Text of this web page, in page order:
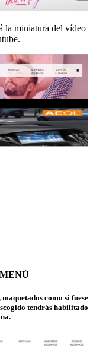
la miniatura del vídeo
como si fuese
tendrás habilitado